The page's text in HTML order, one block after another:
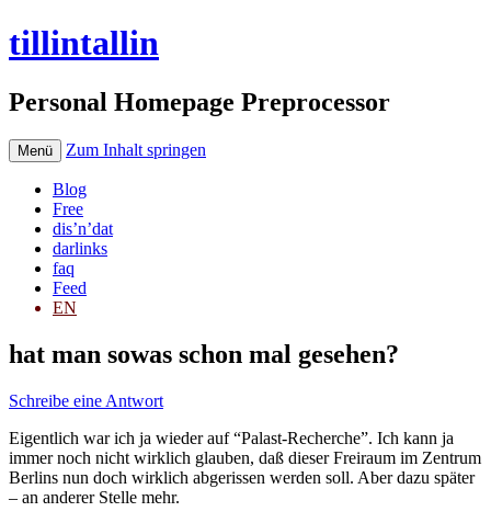
tillintallin
Personal Homepage Preprocessor
Menü Zum Inhalt springen
Blog
Free
dis’n’dat
darlinks
faq
Feed
EN
hat man sowas schon mal gesehen?
Schreibe eine Antwort
Eigentlich war ich ja wieder auf “Palast-Recherche”. Ich kann ja
immer noch nicht wirklich glauben, daß dieser Freiraum im Zentrum
Berlins nun doch wirklich abgerissen werden soll. Aber dazu später
– an anderer Stelle mehr.